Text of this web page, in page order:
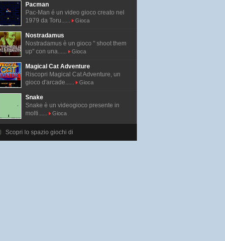
Pacman
Pac-Man é un video gioco creato nel
1979 da Toru......
Gioca
Nostradamus
Nostradamus è un gioco " shoot them
up" con una......
Gioca
Magical Cat Adventure
Riscopri Magical Cat Adventure, un
gioco d'arcade......
Gioca
Snake
Snake è un videogioco presente in
molti......
Gioca
Scopri lo spazio giochi di